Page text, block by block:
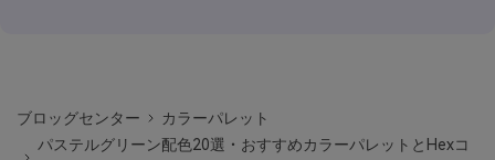
ブロッグセンター
カラーパレット
パステルグリーン配色20選・おすすめカラーパレットとHexコ